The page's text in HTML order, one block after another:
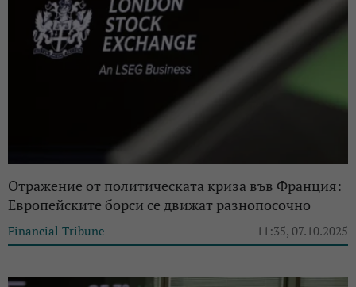
Отражение от политическата криза във Франция:
Европейските борси се движат разнопосочно
Financial Tribune 11:35, 07.10.2025